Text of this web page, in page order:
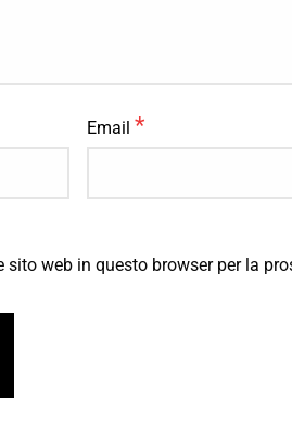
Email *
sito web in questo browser per la